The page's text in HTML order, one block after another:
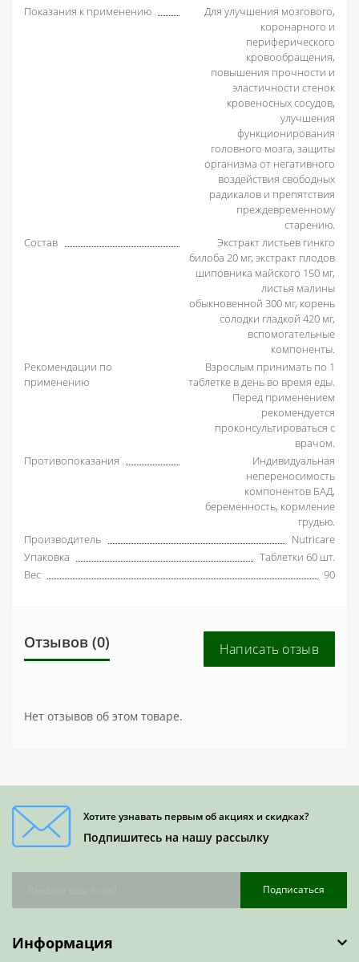
Показания к применению
Для улучшения мозгового,
коронарного и
периферического
кровообращения,
повышения прочности и
эластичности стенок
кровеносных сосудов,
улучшения
функционирования
головного мозга, защиты
организма от негативного
воздействия свободных
радикалов и препятствия
преждевременному
старению.
Состав
Экстракт листьев гинкго
билоба 20 мг, экстракт плодов
шиповника майского 150 мг,
листья малины
обыкновенной 300 мг, корень
солодки гладкой 420 мг,
вспомогательные
компоненты.
Рекомендации по
применению
Взрослым принимать по 1
таблетке в день во время еды.
Перед применением
рекомендуется
проконсультироваться с
врачом.
Противопоказания
Индивидуальная
непереносимость
компонентов БАД,
беременность, кормление
грудью.
Производитель
Nutricare
Упаковка
Таблетки 60 шт.
Вес
90
Отзывов (0) Написать отзыв
Нет отзывов об этом товаре.
Хотите узнавать первым об акциях и скидках?
Подпишитесь на нашу рассылку
Подписаться
Информация